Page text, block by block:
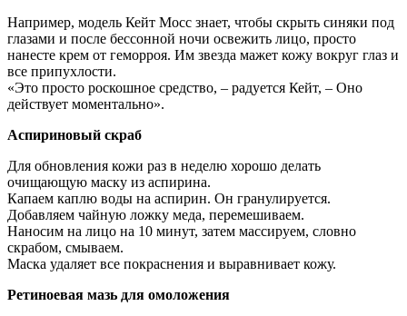
Например, модель Кейт Мосс знает, чтобы скрыть синяки под
глазами и после бессонной ночи освежить лицо, просто
нанесте крем от геморроя. Им звезда мажет кожу вокруг глаз и
все припухлости.
«Это просто роскошное средство, – радуется Кейт, – Оно
действует моментально».
Аспириновый скраб
Для обновления кожи раз в неделю хорошо делать
очищающую маску из аспирина.
Капаем каплю воды на аспирин. Он гранулируется.
Добавляем чайную ложку меда, перемешиваем.
Наносим на лицо на 10 минут, затем массируем, словно
скрабом, смываем.
Маска удаляет все покраснения и выравнивает кожу.
Ретиноевая мазь для омоложения